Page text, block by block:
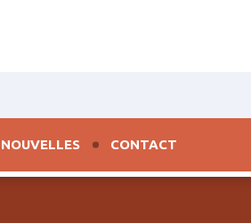
NOUVELLES CONTACT